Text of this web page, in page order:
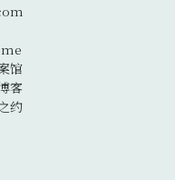
馆
客
约